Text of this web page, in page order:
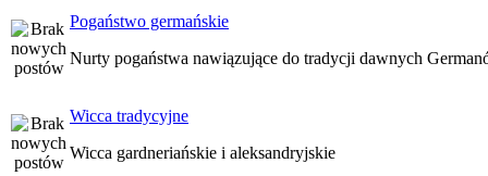
Pogaństwo germańskie
Nurty pogaństwa nawiązujące do tradycji dawnych
Wicca tradycyjne
Wicca gardneriańskie i aleksandryjskie